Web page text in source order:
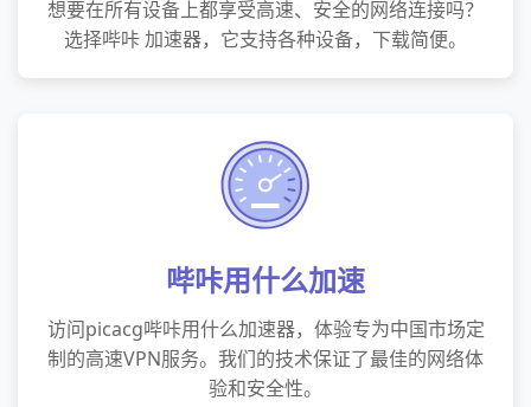
想要在所有设备上都享受高速、安全的网络连接吗？
选择哔咔 加速器，它支持各种设备，下载简便。
哔咔用什么加速
访问picacg哔咔用什么加速器，体验专为中国市场定
制的高速VPN服务。我们的技术保证了最佳的网络体
验和安全性。